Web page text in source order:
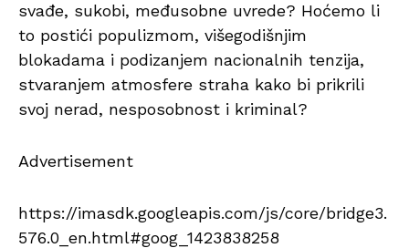
svađe, sukobi, međusobne uvrede? Hoćemo li
to postići populizmom, višegodišnjim
blokadama i podizanjem nacionalnih tenzija,
stvaranjem atmosfere straha kako bi prikrili
svoj nerad, nesposobnost i kriminal?
Advertisement
https://imasdk.googleapis.com/js/core/bridge3.
576.0_en.html#goog_1423838258